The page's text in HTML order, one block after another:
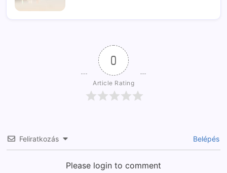
0
Article Rating
Feliratkozás Belépés
Please login to comment